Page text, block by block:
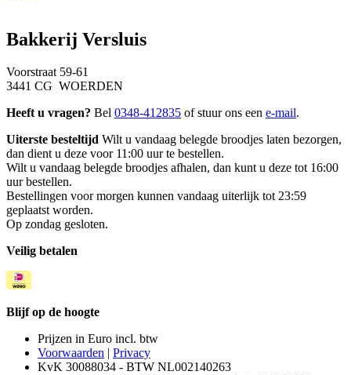
Bakkerij Versluis
Voorstraat 59-61
3441 CG WOERDEN
Heeft u vragen? Bel 0348-412835 of stuur ons een e-mail.
Uiterste besteltijd Wilt u vandaag belegde broodjes laten bezorgen,
dan dient u deze voor 11:00 uur te bestellen.
Wilt u vandaag belegde broodjes afhalen, dan kunt u deze tot 16:00
uur bestellen.
Bestellingen voor morgen kunnen vandaag uiterlijk tot 23:59
geplaatst worden.
Op zondag gesloten.
Veilig betalen
Blijf op de hoogte
Prijzen in Euro incl. btw
Voorwaarden | Privacy
KvK 30088034 - BTW NL002140263